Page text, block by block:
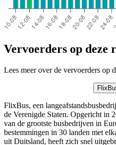
Vervoerders op deze
Lees meer over de vervoerders op
FlixBus, een
de Verenigde Staten. Opgericht in
van de grootste busbedrijven in
bestemmingen in 30 landen met
uit Duitsland, heeft zich snel